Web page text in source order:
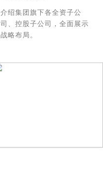
介绍集团旗下各全资子公
司、控股子公司，全面展示
战略布局。